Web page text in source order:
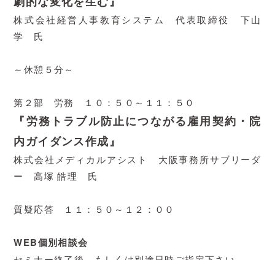
株式会社経営人事教育システム 代表取締役 下山
学 氏
～休憩５分～
第２部 労務 １０：５０～１１：５０
『労務トラブル防止につながる雇用契約・院
内ガイダンス作成』
株式会社メディカルアシスト 大阪事務所サブリーダ
ー 高塚 皓理 氏
質疑応答 １１：５０～１２：００
WEB個別相談会